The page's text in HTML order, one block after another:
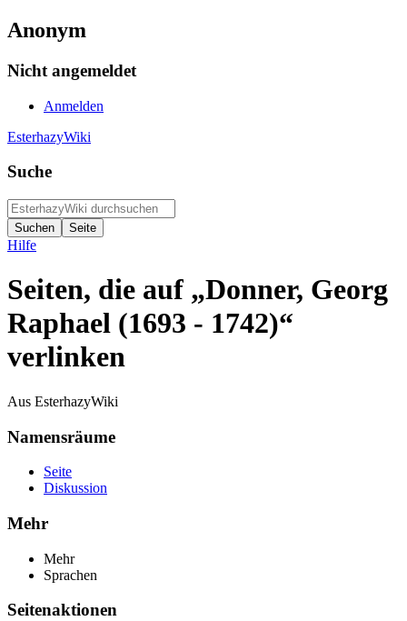
Anonym
Nicht angemeldet
Anmelden
EsterhazyWiki
Suche
Hilfe
Seiten, die auf „Donner, Georg
Raphael (1693 - 1742)“
verlinken
Aus EsterhazyWiki
Namensräume
Seite
Diskussion
Mehr
Mehr
Sprachen
Seitenaktionen